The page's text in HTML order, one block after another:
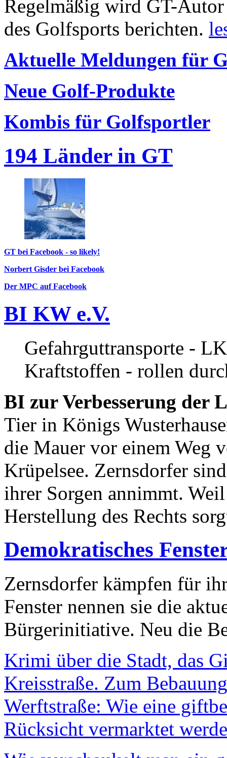
Regelmäßig wird GT-
des Golfsports berichten.
Aktuelle Meldungen für
Neue Golf-Produkte
Kombis für Golfsportler
194 Länder in GT
GT bei Facebook - so likely!
Norbert Gisder bei Facebook
Der MPC auf Facebook
BI KW e.V.
Gefahrguttransporte -
Kraftstoffen - rollen
BI zur Verbesserung der
Tier in Königs
die Mauer vor einem Weg
Krüpelsee. Zernsdorfer
ihrer Sorgen annimmt.
Herstellung des Rechts
Demokratisches
Zernsdorfer kämpfen für
Fenster nennen sie die
Bürgerinitiative. Neu die
Krimi über die Stadt, das
Kreisstraße. Zum
Werftstraße: Wie eine
Rücksicht vermarktet